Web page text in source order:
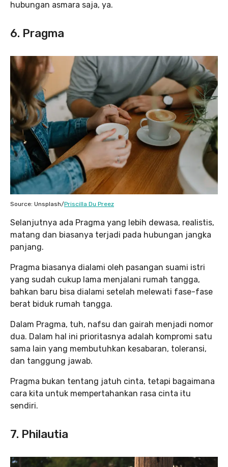
hubungan asmara saja, ya.
6. Pragma
Source: Unsplash/Priscilla Du Preez
Selanjutnya ada Pragma yang lebih dewasa, realistis,
matang dan biasanya terjadi pada hubungan jangka
panjang.
Pragma biasanya dialami oleh pasangan suami istri
yang sudah cukup lama menjalani rumah tangga,
bahkan baru bisa dialami setelah melewati fase-fase
berat biduk rumah tangga.
Dalam Pragma, tuh, nafsu dan gairah menjadi nomor
dua. Dalam hal ini prioritasnya adalah kompromi satu
sama lain yang membutuhkan kesabaran, toleransi,
dan tanggung jawab.
Pragma bukan tentang jatuh cinta, tetapi bagaimana
cara kita untuk mempertahankan rasa cinta itu
sendiri.
7. Philautia